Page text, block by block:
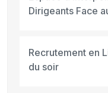
Dirigeants Face
Recrutement en
du soir